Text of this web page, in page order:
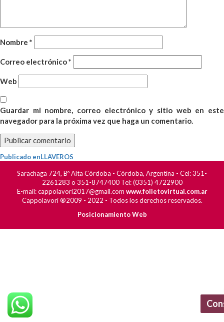
Nombre *
Correo electrónico*
Web
Guardar mi nombre, correo electrónico y sitio web en este
navegador para la próxima vez que haga un comentario.
Navegación
entradas
Publicado enLLAVEROS
Sarachaga 724, Bº Alta Córdoba - Córdoba, Argentina - Cel: 351-
2261283 o 351-8747400 Tel: (0351) 4722900
E-mail: cappolavori2017@gmail.com www.folletovirtual.com.ar
Cappolavori ®2009 - 2022 - Todos los derechos reservados.
Posicionamiento Web